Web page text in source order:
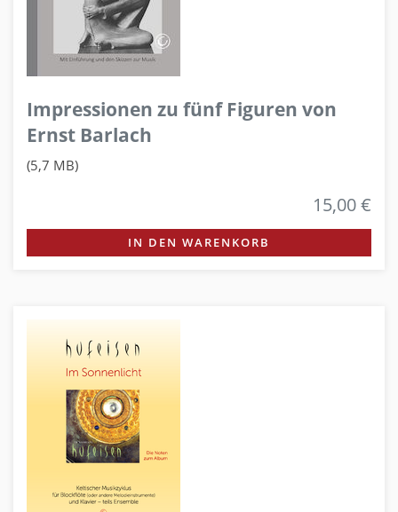
Impressionen zu fünf Figuren von
Ernst Barlach
(5,7 MB)
15,00 €
IN DEN WARENKORB